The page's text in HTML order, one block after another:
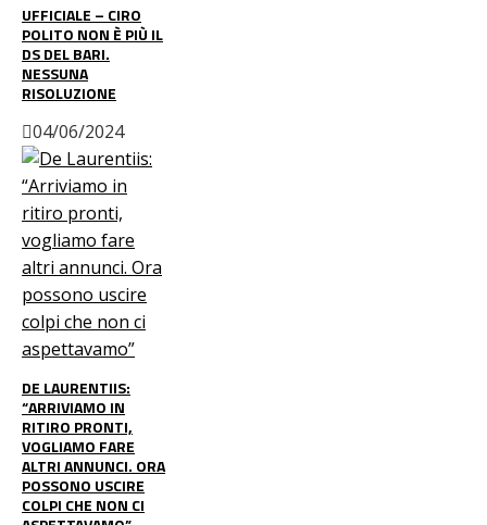
UFFICIALE – CIRO
POLITO NON È PIÙ IL
DS DEL BARI.
NESSUNA
RISOLUZIONE
04/06/2024
DE LAURENTIIS:
“ARRIVIAMO IN
RITIRO PRONTI,
VOGLIAMO FARE
ALTRI ANNUNCI. ORA
POSSONO USCIRE
COLPI CHE NON CI